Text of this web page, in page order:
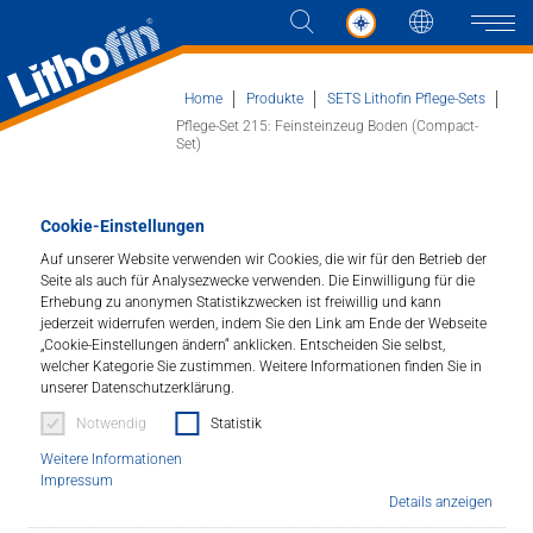
Cookie-Einstellungen
Auf unserer Website verwenden wir Cookies, die wir für den Betrieb der
Seite als auch für Analysezwecke verwenden. Die Einwilligung für die
Erhebung zu anonymen Statistikzwecken ist freiwillig und kann
jederzeit widerrufen werden, indem Sie den Link am Ende der Webseite
„Cookie-Einstellungen ändern“ anklicken. Entscheiden Sie selbst,
welcher Kategorie Sie zustimmen. Weitere Informationen finden Sie in
unserer Datenschutzerklärung.
Notwendig Statistik
Weitere Informationen
Impressum
Details anzeigen
Sprache
Aktuelles
Unternehmen
Kontakt
Home Produkte
SETS Lithofin Pflege-Sets
Pflege-Set 215: Feinsteinzeug Boden (Compact-
Set)
Pflege-Set: Für Feinsteinzeug
(Compact-Set)
Art.Nr. 215-11
Artikelnummer : 215-11
Pflege-Set im Compact-Set: Lithofin KF Intensivreiniger
löst und entfernt auch hartnäckige
Allgemeinverschmutzungen, Öl- und Fettfilme, Gummi-
und Schuhabrieb, Polymer- und Wachsschichten,